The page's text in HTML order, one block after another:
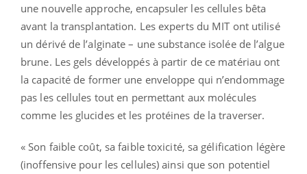
une nouvelle approche, encapsuler les cellules bêta
avant la transplantation. Les experts du MIT ont utilisé
un dérivé de l’alginate – une substance isolée de l’algue
brune. Les gels développés à partir de ce matériau ont
la capacité de former une enveloppe qui n’endommage
pas les cellules tout en permettant aux molécules
comme les glucides et les protéines de la traverser.
« Son faible coût, sa faible toxicité, sa gélification légère
(inoffensive pour les cellules) ainsi que son potentiel